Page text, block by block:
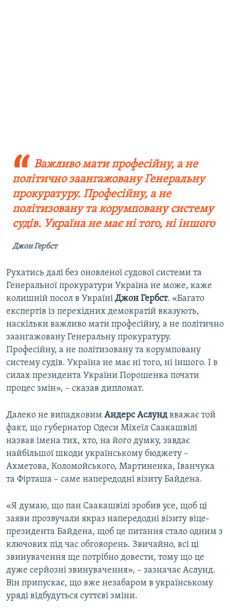
Важливо мати професійну, а не
політично заангажовану Генеральну
прокуратуру. Професійну, а не
політизовану та корумповану систему
судів. Україна не має ні того, ні іншого
Джон Гербст
Рухатись далі без оновленої судової системи та
Генеральної прокуратури Україна не може, каже
колишній посол в Україні Джон Гербст. «Багато
експертів із перехідних демократій вказують,
наскільки важливо мати професійну, а не політично
заангажовану Генеральну прокуратуру.
Професійну, а не політизовану та корумповану
систему судів. Україна не має ні того, ні іншого. І в
силах президента України Порошенка почати
процес змін», – сказав дипломат.
Далеко не випадковим Андерс Аслундвважає той
факт, що губернатор Одеси Міхеїл Саакашвілі
назвав імена тих, хто, на його думку, завдає
найбільшої шкоди українському бюджету –
Ахметова, Коломойського, Мартиненка, Іванчука
та Фірташа – саме напередодні візиту Байдена.
«Я думаю, що пан Саакашвілі зробив усе, щоб ці
заяви прозвучали якраз напередодні візиту віце-
президента Байдена, щоб це питання стало одним з
ключових під час обговорень. Звичайно, всі ці
звинувачення ще потрібно довести, тому що це
дуже серйозні звинувачення», – зазначає Аслунд.
Він припускає, що вже незабаром в українському
уряді відбудуться суттєві зміни.